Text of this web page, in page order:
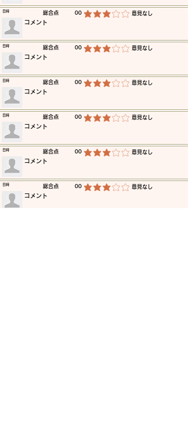
​総合点 00 平均評価 3 /5 ​意見なし
​日時
​コメント
​総合点 00 平均評価 3 /5 ​意見なし
​日時
​コメント
​総合点 00 平均評価 3 /5 ​意見なし
​日時
​コメント
​総合点 00 平均評価 3 /5 ​意見なし
​日時
​コメント
​総合点 00 平均評価 3 /5 ​意見なし
​日時
​コメント
​総合点 00 平均評価 3 /5 ​意見なし
​日時
​コメント